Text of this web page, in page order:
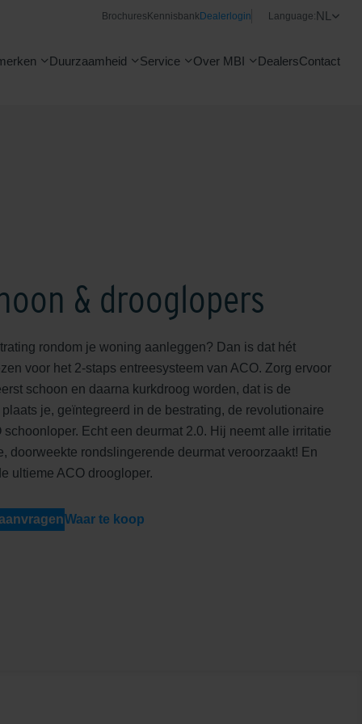
Brochures KennisbankDealerlogin Language:NL
Duurzaamheid Service Over MBI DealersContact
& drooglopers
rondom je woning aanleggen? Dan is dat hét
voor het 2-staps entreesysteem van ACO. Zorg ervoor
schoon en daarna kurkdroog worden, dat is de
je, geïntegreerd in de bestrating, de revolutionaire
Echt een deurmat 2.0. Hij neemt alle irritatie
doorweekte rondslingerende deurmat veroorzaakt! En
ultieme ACO droogloper.
Waar te koop